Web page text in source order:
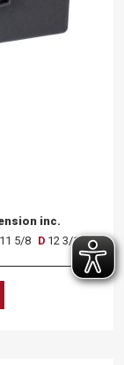
inc.
11 5/8 D 12 3/16